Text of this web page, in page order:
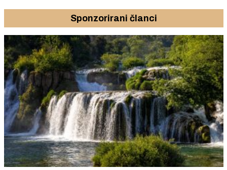
Sponzorirani članci